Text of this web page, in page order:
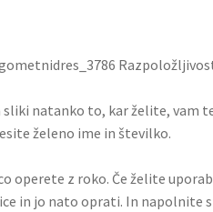
sliki natanko to, kar želite, vam
želeno ime in številko.
operete z roko. Če želite
in jo nato oprati. In napolnite